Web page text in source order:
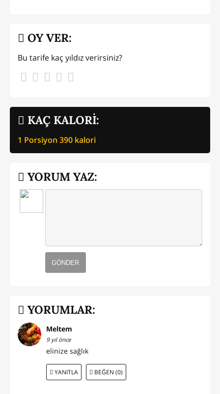
KAÇ KALORİ:
1 Porsiyon 390 kalori
OY VER:
Bu tarife kaç yıldız verirsiniz?
YORUM YAZ:
GÖNDER
YORUMLAR:
Meltem
9 yıl önce
elinize sağlık
YANITLA BEĞEN (0)